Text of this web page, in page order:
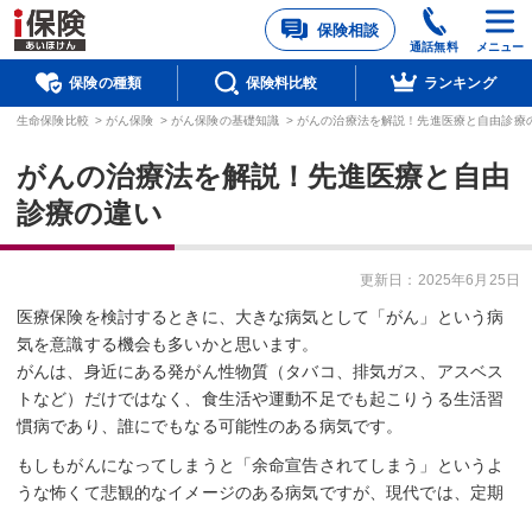
保険相談
通話無料 メニュー
保険の種類 保険料比較 ランキング
生命保険比較 > がん保険 > がん保険の基礎知識 > がんの治療法を解説！先進医療と自由診療
がんの治療法を解説！先進医療と自由
診療の違い
更新日： 2025年6月25日
医療保険を検討するときに、大きな病気として「がん」という病
気を意識する機会も多いかと思います。
がんは、身近にある発がん性物質（タバコ、排気ガス、アスベス
トなど）だけではなく、食生活や運動不足でも起こりうる生活習
慣病であり、誰にでもなる可能性のある病気です。
もしもがんになってしまうと「余命宣告されてしまう」というよ
うな怖くて悲観的なイメージのある病気ですが、現代では、定期